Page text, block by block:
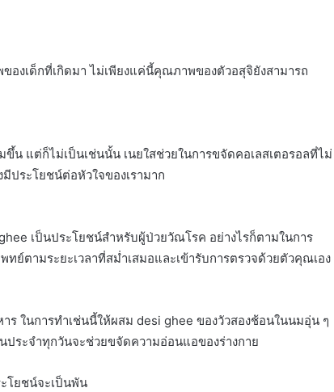
องเด็กที่เกิดมา ไม่เพียงแค่นี้คุณภาพของตัวอสุจิยังสามารถ
ขึ้น แต่ก็ไม่เป็นเช่นนั้น เนยใสช่วยในการขจัดคอเลสเตอรอลที่ไม่
ประโยชน์ต่อหัวใจของเรามาก
เป็นประโยชน์สำหรับผู้ป่วยวัณโรค อย่างไรก็ตามในการ
ย์ตามระยะเวลาที่สม่ำเสมอและเข้ารับการตรวจด้วยตัวคุณเอง
ในการทำเช่นนี้ให้ผสม desi ghee ของวัวสองช้อนในนมอุ่น ๆ
ระจำทุกวันจะช่วยขจัดความอ่อนแอของร่างกาย
โยชน์จะเป็นพัน